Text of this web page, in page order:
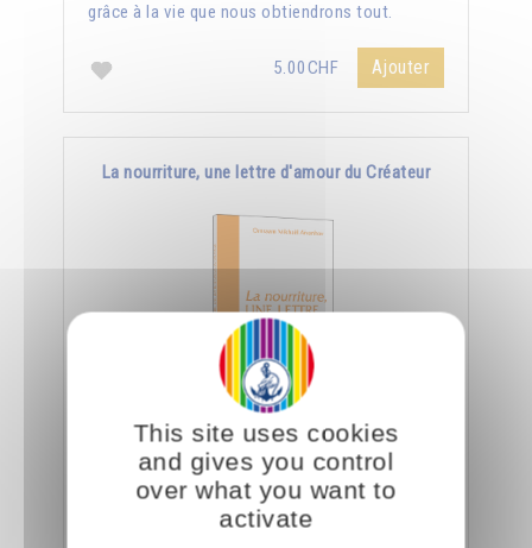
grâce à la vie que nous obtiendrons tout.
5.00CHF Ajouter
La nourriture, une lettre d'amour du Créateur
Le jour où nous aurons appris à manger
consciemment, nous saurons déchiffrer tout ce
que le Créateur nous dit à travers la nourriture.
This site uses cookies
and gives you control
over what you want to
activate